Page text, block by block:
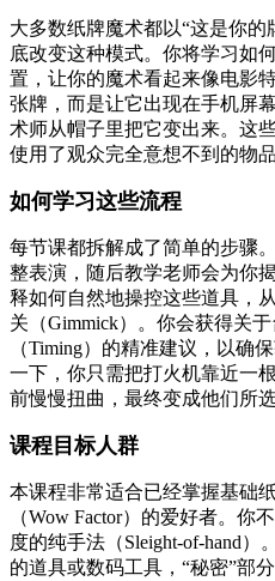
大多数纸牌魔术都以“这是你
底改变这种模式。你将学习如
置，让你的魔术看起来像电影
张牌，而是让它出现在手机屏
术师从帽子里把它变出来。这
使用了观众完全意想不到的物品
如何学习这些流程
每节课都拆解成了简单的步骤
整表演，随后教学老师会为你
释如何自然地操控这些道具，
关（Gimmick）。你会获得关
（Timing）的精准建议，以确
一下，你只需把打火机靠近一
前慢慢扭曲，最终变成他们所
课程目标人群
本课程非常适合已经掌握基础
（Wow Factor）的爱好者。你
度的纯手法（Sleight-of-hand
的道具或数码工具，“秘密”部